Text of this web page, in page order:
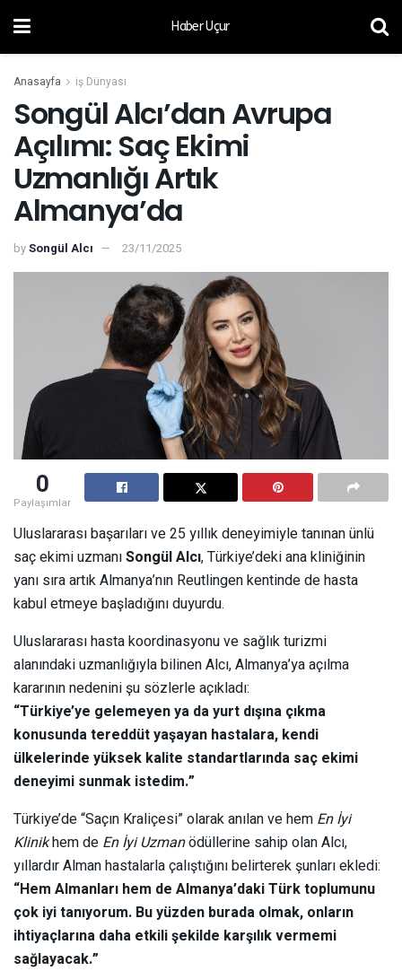
Haber Uçur
Anasayfa iş Dünyası
Songül Alcı’dan Avrupa
Açılımı: Saç Ekimi
Uzmanlığı Artık
Almanya’da
bySongül Alcı 23/11/2025
0
Paylaşımlar
Uluslararası başarıları ve 25 yıllık deneyimiyle tanınan ünlü
saç ekimi uzmanıSongül Alcı, Türkiye’deki ana kliniğinin
yanı sıra artık Almanya’nın Reutlingen kentinde de hasta
kabul etmeye başladığını duyurdu.
Uluslararası hasta koordinasyonu ve sağlık turizmi
alanındaki uzmanlığıyla bilinen Alcı, Almanya’ya açılma
kararının nedenini şu sözlerle açıkladı:
“Türkiye’ye gelemeyen ya da yurt dışına çıkma
konusunda tereddüt yaşayan hastalara, kendi
ülkelerinde yüksek kalite standartlarında saç ekimi
deneyimi sunmak istedim.”
Türkiye’de “Saçın Kraliçesi” olarak anılan ve hem En İyi
Klinikhem de En İyi Uzmanödüllerine sahip olan Alcı,
yıllardır Alman hastalarla çalıştığını belirterek şunları ekledi:
“Hem Almanları hem de Almanya’daki Türk toplumunu
çok iyi tanıyorum. Bu yüzden burada olmak, onların
ihtiyaçlarına daha etkili şekilde karşılık vermemi
sağlayacak.”